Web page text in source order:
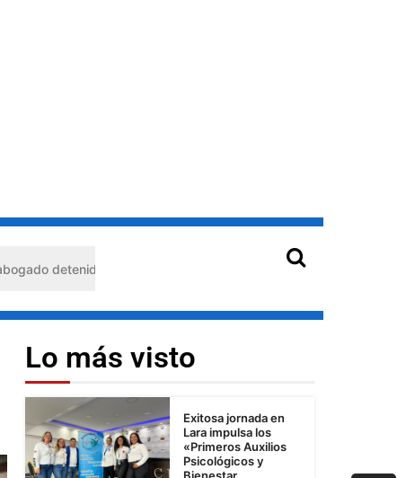
en Barquisimeto: habría usado durante 13 años la matrícula
Lo más visto
Exitosa jornada en
Lara impulsa los
«Primeros Auxilios
Psicológicos y